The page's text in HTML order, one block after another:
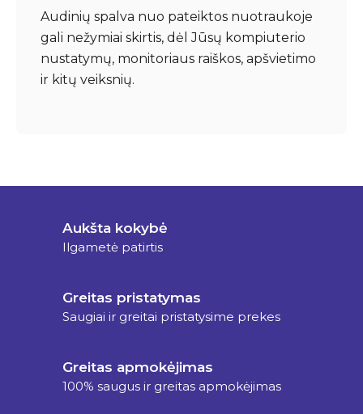
Audinių spalva nuo pateiktos nuotraukoje
gali nežymiai skirtis, dėl Jūsų kompiuterio
nustatymų, monitoriaus raiškos, apšvietimo
ir kitų veiksnių.
Aukšta kokybė
Ilgametė patirtis
Greitas pristatymas
Saugiai ir greitai pristatysime prekes
Greitas apmokėjimas
100% saugus ir greitas apmokėjimas